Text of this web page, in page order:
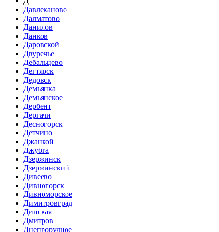
Давлеканово
Далматово
Данилов
Данков
Даровской
Двуречье
Дебальцево
Дегтярск
Дедовск
Демьянка
Демьянское
Дербент
Дергачи
Десногорск
Детчино
Джанкой
Джубга
Дзержинск
Дзержинский
Дивеево
Дивногорск
Дивноморское
Димитровград
Динская
Дмитров
Днепрорудное